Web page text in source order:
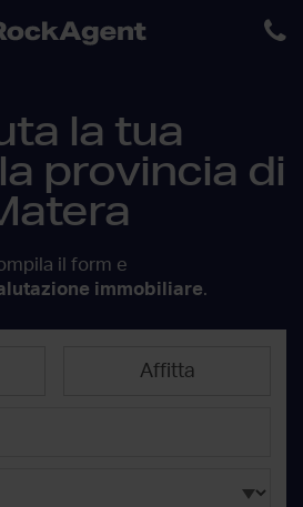
la tua
provincia di
il form e
immobiliare.
Affitta